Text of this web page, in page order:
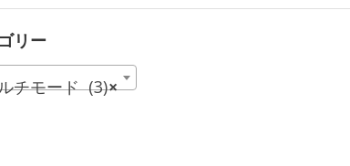
は
複
数
の
バ
リー
×
モード (3)